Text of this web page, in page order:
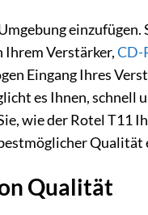
einzufügen.
Ihrem Verstärker,CD-
Eingang Ihres
es Ihnen, schnell
wie der Rotel
Qualität